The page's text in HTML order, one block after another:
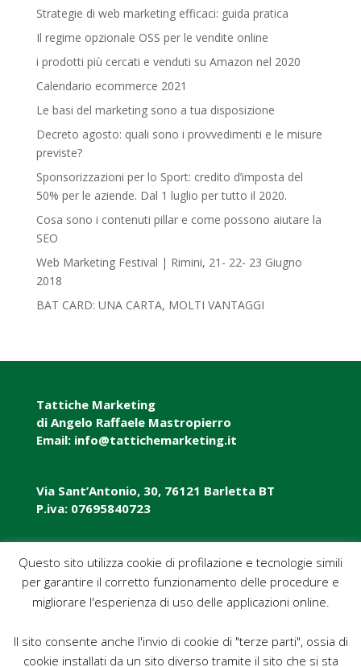
Strategie di web marketing efficaci: guida pratica
Il regime opzionale OSS per le vendite online
i prodotti più cercati e venduti su Amazon nel 2020
Calendario ecommerce 2021
Le basi del marketing sono a tua disposizione
Decreto agosto: quali sono i provvedimenti e le misure
previste?
Sponsorizzazioni per lo Sport: credito d’imposta del
50% per le aziende. Dal 1 luglio per tutto il 2020.
Cosa sono i contenuti pillar e come possono aiutare la
SEO
Web Marketing Festival | Rimini, 21- 22- 23 Giugno
2018‎
BAT CARD: UNA CARTA, MOLTI VANTAGGI
Tattiche Marketing
di Angelo Raffaele Mastropierro
Email: info@tattichemarketing.it
Via Sant’Antonio, 30, 76121 Barletta BT
P.iva: 07695840723
P.iva: 07695840723
Pec: tattichemarketing@pec.it
Questo sito utilizza cookie di profilazione e tecnologie simili
per garantire il corretto funzionamento delle procedure e
migliorare l'esperienza di uso delle applicazioni online.
Il sito consente anche l'invio di cookie di "terze parti", ossia di
cookie installati da un sito diverso tramite il sito che si sta